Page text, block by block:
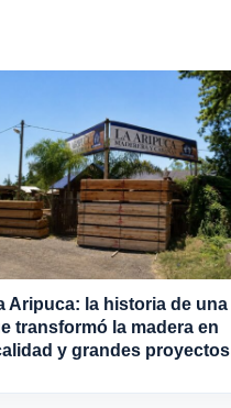
Aripuca: la historia de una
transformó la madera en
y grandes proyectos